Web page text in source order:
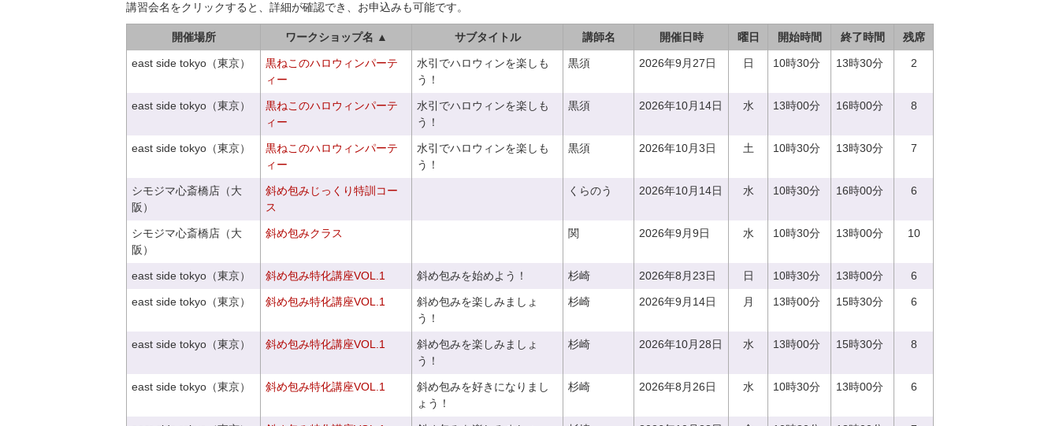
講習会名をクリックすると、詳細が確認でき、お申込みも可能です。
開催場所 ワークショップ名 ▲ サブタイトル 講師名 開催日時 曜日 開始時間 終了時間 残席
east side tokyo（東京）
黒ねこのハロウィンパーテ
ィー
水引でハロウィンを楽しも
う！
黒須 2026年9月27日 日 10時30分 13時30分 2
east side tokyo（東京）
黒ねこのハロウィンパーテ
ィー
水引でハロウィンを楽しも
う！
黒須 2026年10月14日 水 13時00分 16時00分 8
east side tokyo（東京）
黒ねこのハロウィンパーテ
ィー
水引でハロウィンを楽しも
う！
黒須 2026年10月3日 土 10時30分 13時30分 7
シモジマ心斎橋店（大
阪）
斜め包みじっくり特訓コー
ス
くらのう 2026年10月14日 水 10時30分 16時00分 6
シモジマ心斎橋店（大
阪）
斜め包みクラス 関 2026年9月9日 水 10時30分 13時00分 10
east side tokyo（東京） 斜め包み特化講座VOL.1 斜め包みを始めよう！ 杉崎 2026年8月23日 日 10時30分 13時00分 6
east side tokyo（東京） 斜め包み特化講座VOL.1
斜め包みを楽しみましょ
う！
杉崎 2026年9月14日 月 13時00分 15時30分 6
east side tokyo（東京） 斜め包み特化講座VOL.1
斜め包みを楽しみましょ
う！
杉崎 2026年10月28日 水 13時00分 15時30分 8
east side tokyo（東京） 斜め包み特化講座VOL.1
斜め包みを好きになりまし
ょう！
杉崎 2026年8月26日 水 10時30分 13時00分 6